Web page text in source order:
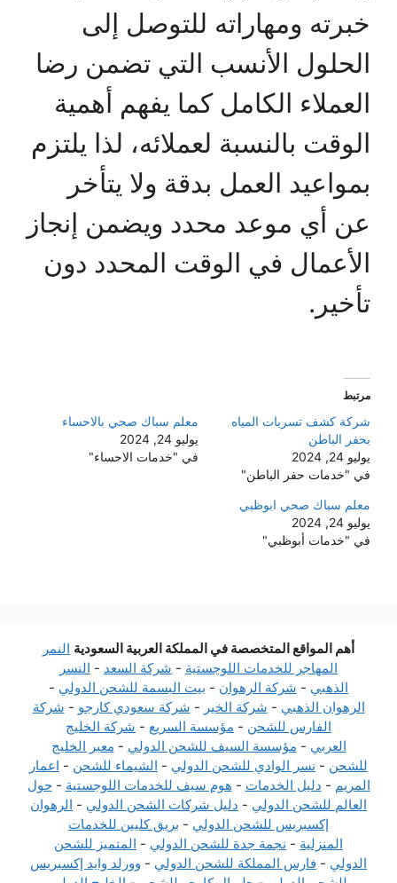
خبرته ومهاراته للتوصل إلى
الحلول الأنسب التي تضمن رضا
العملاء الكامل كما يفهم أهمية
الوقت بالنسبة لعملائه، لذا يلتزم
بمواعيد العمل بدقة ولا يتأخر
عن أي موعد محدد ويضمن إنجاز
الأعمال في الوقت المحدد دون
تأخير.
مرتبط
شركة كشف تسربات المياه
بحفر الباطن
يوليو 24, 2024
في "خدمات حفر الباطن"
معلم سباك صحي بالاحساء
يوليو 24, 2024
في "خدمات الاحساء"
معلم سباك صحي ابوظبي
يوليو 24, 2024
في "خدمات أبوظبي"
أهم المواقع المتخصصة في المملكة العربية السعودية النمر
المهاجر للخدمات اللوجستية - شركة السعد - النسر
الذهبي - شركة الرهوان - بيت البسمة للشحن الدولي -
الرهوان الذهبي - شركة الخير - شركة سعودي كارجو - شركة
الفارس للشحن - مؤسسة السريع - شركة الخليج
العربي - مؤسسة السيف للشحن الدولي - معبر الخليج
للشحن - نسر الوادي للشحن الدولي - الشيماء للشحن - اعمار
المريم - دليل الخدمات - هوم سيف للخدمات اللوجستية -حول
العالم للشحن الدولي - دليل شركات الشحن الدولي - الرهوان
إكسبريس للشحن الدولي - بريق كليين للخدمات
المنزلية - نجمة جدة للشحن الدولي - المتميز للشحن
الدولي - فارس المملكة للشحن الدولي - وورلد وايد إكسبريس